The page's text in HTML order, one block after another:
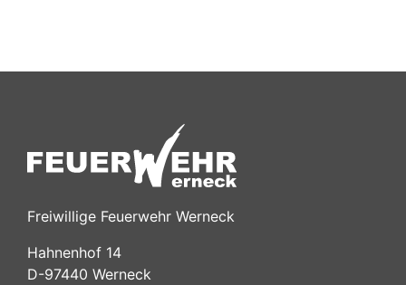
Freiwillige Feuerwehr Werneck
Hahnenhof 14
D-97440 Werneck